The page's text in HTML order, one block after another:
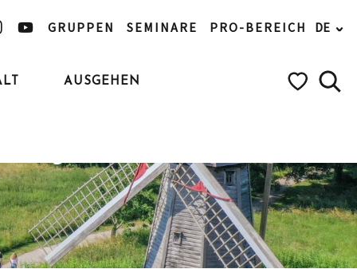
GRUPPEN SEMINARE PRO-BEREICH DE
AUSGEHEN